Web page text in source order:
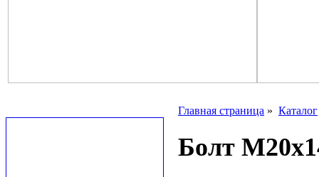
Главная страница » Каталог
Болт